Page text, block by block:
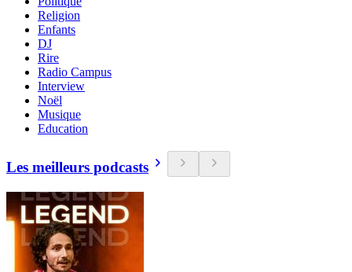
Religion
Enfants
DJ
Rire
Radio Campus
Interview
Noël
Musique
Education
Les meilleurs podcasts